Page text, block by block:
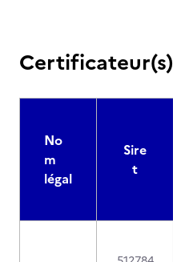
Certificateur(s)
No
m
légal
Sire
t